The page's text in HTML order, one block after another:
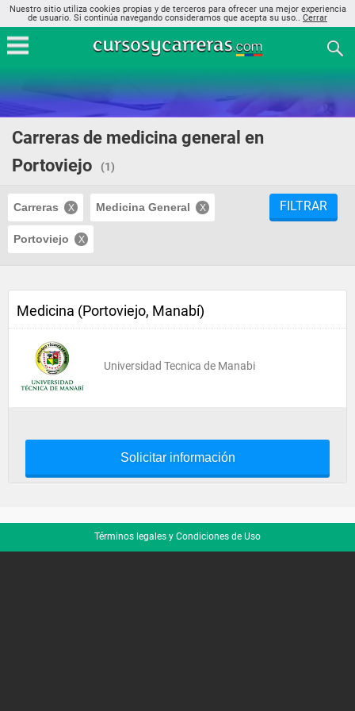
Nuestro sitio utiliza cookies propias y de terceros para ofrecer una mejor experiencia
de usuario. Si continúa navegando consideramos que acepta su uso.. Cerrar
Carreras de medicina general en
Portoviejo
(1)
Carreras Medicina General
Portoviejo
FILTRAR
Medicina (Portoviejo, Manabí)
Universidad Tecnica de Manabi
Solicitar información
Términos legales y Condiciones de Uso